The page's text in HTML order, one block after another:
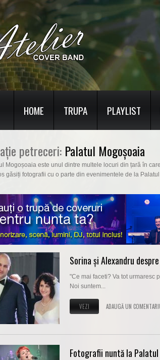
HOME TRUPA PLAYLIST
petreceri: Palatul Mogoșoaia
Mogoșoaia este unul dintre multele locuri din țară în
găsiți fotografii cu o parte din evenimentele de la
Sorina și Alexandru
"Ce mai faceti? Va tot urmaresc
Noi suntem...
VEZI ADAUGĂ UN
Fotografii nuntă la